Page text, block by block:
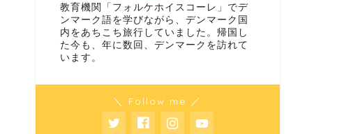
教育機関「フォルケホイスコーレ」でデ
ンマーク語を学びながら、デンマーク国
内をあちこち旅行していました。帰国し
た今も、年に数回、デンマークを訪れて
います。
＼ Follow me ／